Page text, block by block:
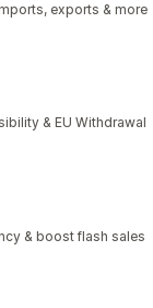
exports & more
& EU Withdrawal
& boost flash sales